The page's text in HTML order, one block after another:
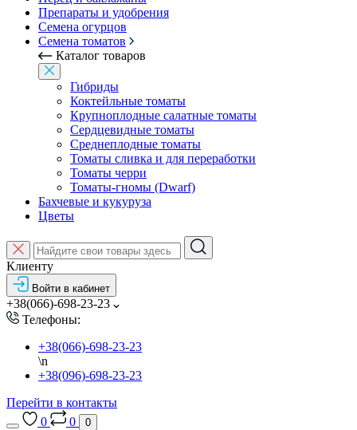
Препараты и удобрения
Семена огурцов
Семена томатов
Каталог товаров
Гибриды
Коктейльные томаты
Крупноплодные салатные томаты
Сердцевидные томаты
Среднеплодные томаты
Томаты сливка и для переработки
Томаты черри
Томаты-гномы (Dwarf)
Бахчевые и кукуруза
Цветы
Клиенту
Войти в кабинет
+38(066)-698-23-23
Телефоны:
+38(066)-698-23-23
\n
+38(096)-698-23-23
Перейти в контакты
0
0 0